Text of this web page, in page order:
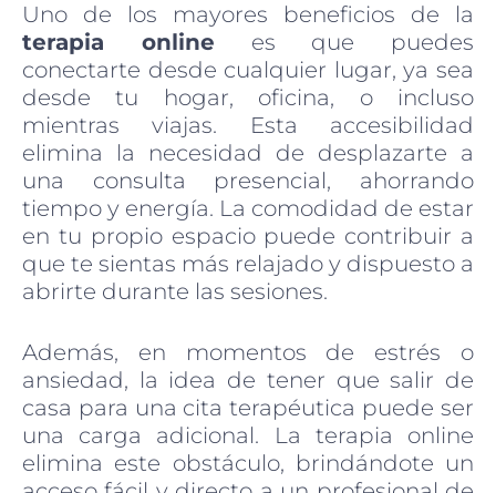
Uno de los mayores beneficios de la
terapia online es que puedes
conectarte desde cualquier lugar, ya sea
desde tu hogar, oficina, o incluso
mientras viajas. Esta accesibilidad
elimina la necesidad de desplazarte a
una consulta presencial, ahorrando
tiempo y energía. La comodidad de estar
en tu propio espacio puede contribuir a
que te sientas más relajado y dispuesto a
abrirte durante las sesiones.
Además, en momentos de estrés o
ansiedad, la idea de tener que salir de
casa para una cita terapéutica puede ser
una carga adicional. La terapia online
elimina este obstáculo, brindándote un